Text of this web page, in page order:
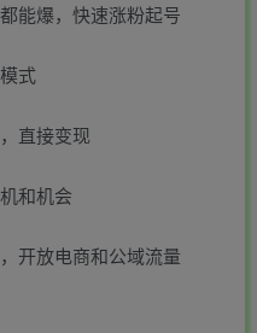
能爆，快速涨粉起号
式
直接变现
和机会
开放电商和公域流量